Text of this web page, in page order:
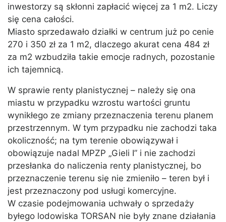
inwestorzy są skłonni zapłacić więcej za 1 m2. Liczy
się cena całości.
Miasto sprzedawało działki w centrum już po cenie
270 i 350 zł za 1 m2, dlaczego akurat cena 484 zł
za m2 wzbudziła takie emocje radnych, pozostanie
ich tajemnicą.
W sprawie renty planistycznej – należy się ona
miastu w przypadku wzrostu wartości gruntu
wynikłego ze zmiany przeznaczenia terenu planem
przestrzennym. W tym przypadku nie zachodzi taka
okoliczność; na tym terenie obowiązywał i
obowiązuje nadal MPZP „Gieli I” i nie zachodzi
przesłanka do naliczenia renty planistycznej, bo
przeznaczenie terenu się nie zmieniło – teren był i
jest przeznaczony pod usługi komercyjne.
W czasie podejmowania uchwały o sprzedaży
byłego lodowiska TORSAN nie były znane działania